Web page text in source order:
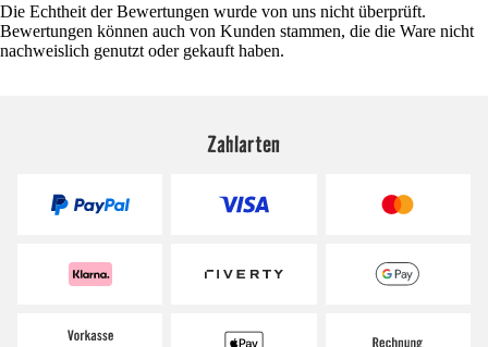
Die Echtheit der Bewertungen wurde von uns nicht überprüft.
Bewertungen können auch von Kunden stammen, die die Ware nicht
nachweislich genutzt oder gekauft haben.
Zahlarten